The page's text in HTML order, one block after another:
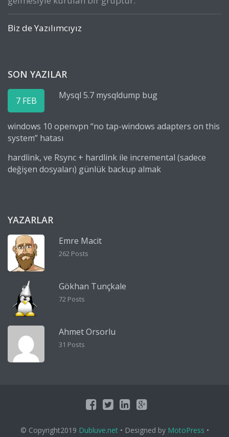
Biz de Yazılımcıyız
SON YAZILAR
7 FEB Mysql 5.7 mysqldump bug
windows 10 openvpn “no tap-windows adapters on this
system” hatası
hardlink, ve Rsync + hardlink ile incremental (sadece
değişen dosyaları) günlük backup almak
YAZARLAR
Emre Macit
262 Posts
Gökhan Tunçkale
72 Posts
Ahmet Orsorlu
31 Posts
© Copyright2019 Dubluve.net• Designed by MotoPress •